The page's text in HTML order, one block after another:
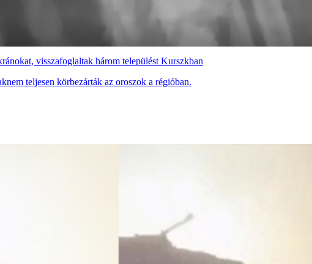
visszafoglaltak három települést Kurszkban
teljesen körbezárták az oroszok a régióban.